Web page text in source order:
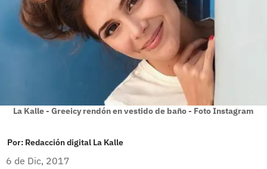
La Kalle - Greeicy rendón en vestido de baño - Foto Instagram
Por: Redacción digital La Kalle
6 de Dic, 2017